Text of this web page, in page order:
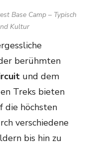
Base Camp – Typisch
Kultur
berühmten
und dem
Treks bieten
die höchsten
verschiedene
bis hin zu